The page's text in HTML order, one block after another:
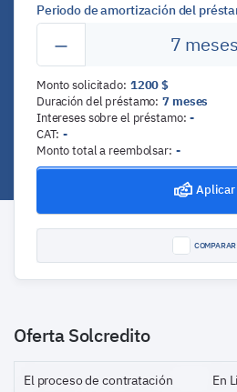
Periodo de amortización del
7 meses
Monto solicitado: 1200$
Duración del préstamo: 7meses
Intereses sobre el préstamo: -
CAT: -
Monto total a reembolsar: -
Aplicar
COMPARAR
Oferta Solcredito
El proceso de contratación En